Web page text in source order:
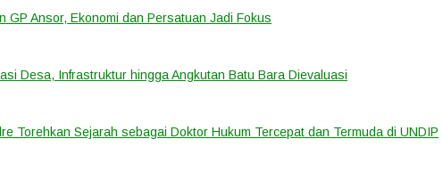
Ansor, Ekonomi dan Persatuan Jadi Fokus
Desa, Infrastruktur hingga Angkutan Batu Bara Dievaluasi
Torehkan Sejarah sebagai Doktor Hukum Tercepat dan Termuda di UNDIP